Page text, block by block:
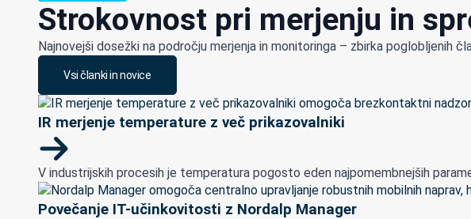
Strokovnost pri merjenju in
Najnovejši dosežki na področju merjenja in monitoringa – zbirka poglobljenih
Vsi članki in novice
IR merjenje temperature z več prikazovalniki
V industrijskih procesih je temperatura pogosto eden najpomembnejših
Povečanje IT-učinkovitosti z Nordalp Manager